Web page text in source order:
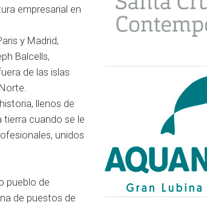
empresarial en
y Madrid,
Balcells,
de las islas
llenos de
tierra cuando se le
unidos
pueblo de
de puestos de